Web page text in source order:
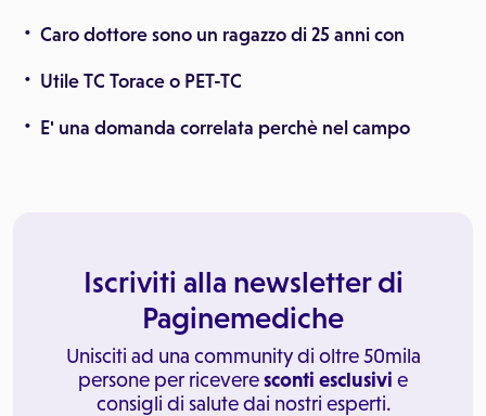
Caro dottore sono un ragazzo di 25 anni con
Utile TC Torace o PET-TC
E' una domanda correlata perchè nel campo
Iscriviti alla newsletter di
Paginemediche
Unisciti ad una community di oltre 50mila
persone per riceveresconti esclusivi e
consigli di salute dai nostri esperti.